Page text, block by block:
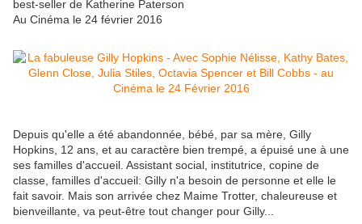
best-seller de Katherine Paterson
Au Cinéma le 24 février 2016
Depuis qu'elle a été abandonnée, bébé, par sa mère, Gilly
Hopkins, 12 ans, et au caractère bien trempé, a épuisé une à une
ses familles d'accueil. Assistant social, institutrice, copine de
classe, familles d'accueil: Gilly n'a besoin de personne et elle le
fait savoir. Mais son arrivée chez Maime Trotter, chaleureuse et
bienveillante, va peut-être tout changer pour Gilly...